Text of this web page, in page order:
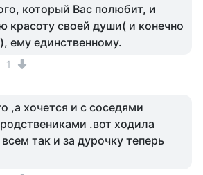
который Вас полюбит, и
красоту своей души( и конечно
ему единственному.
1
,а хочется и с соседями
.вот ходила
так и за дурочку теперь